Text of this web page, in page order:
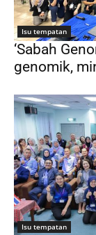
Isu tempatan
‘Sabah
genomik,
Isu tempatan